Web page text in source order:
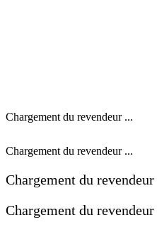
Chargement du revendeur ...
Chargement du revendeur ...
Chargement du revendeur
Chargement du revendeur